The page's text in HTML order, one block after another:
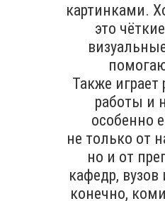
картинками.
это
Также
работы и
особенно
не только от
но и от
кафедр,
конечно,